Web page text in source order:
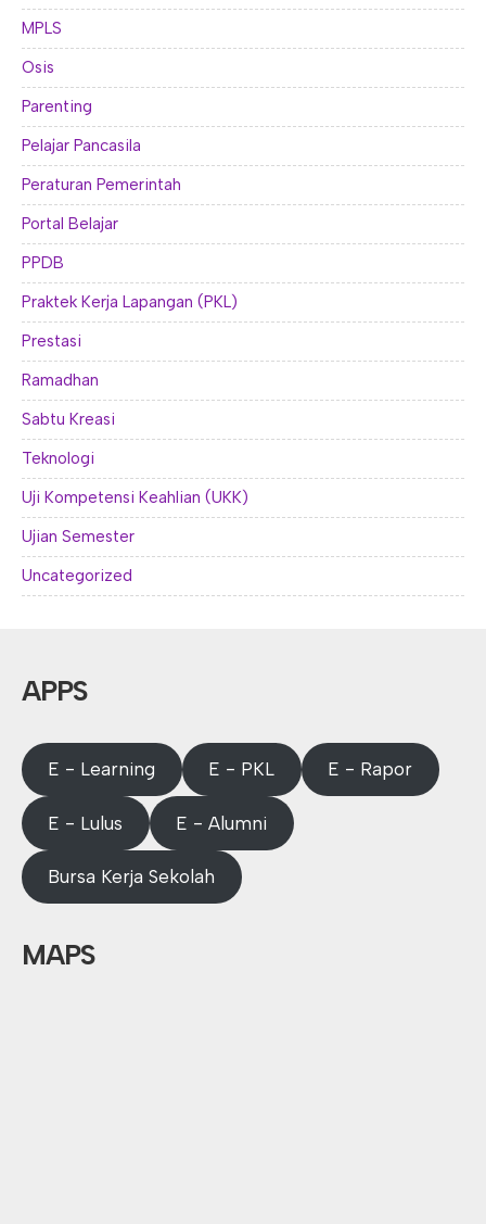
MPLS
Osis
Parenting
Pelajar Pancasila
Peraturan Pemerintah
Portal Belajar
PPDB
Praktek Kerja Lapangan (PKL)
Prestasi
Ramadhan
Sabtu Kreasi
Teknologi
Uji Kompetensi Keahlian (UKK)
Ujian Semester
Uncategorized
APPS
E - Learning E - PKL E - Rapor
E - Lulus E - Alumni
Bursa Kerja Sekolah
MAPS